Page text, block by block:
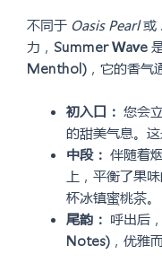
不同于 Oasis Pearl或
力， Summer Wave
Menthol) ，它的香气
初入口： 您会
的甜美气息。这
中段： 伴随着
上，平衡了果
杯冰镇蜜桃茶。
尾韵： 呼出后
Notes)，优雅